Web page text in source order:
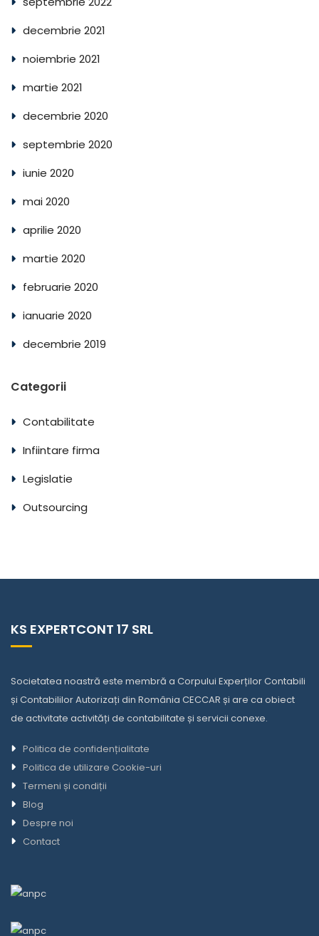
decembrie 2021
noiembrie 2021
martie 2021
decembrie 2020
septembrie 2020
iunie 2020
mai 2020
aprilie 2020
martie 2020
februarie 2020
ianuarie 2020
decembrie 2019
Categorii
Contabilitate
Infiintare firma
Legislatie
Outsourcing
KS EXPERTCONT 17 SRL
Societatea noastră este membră a Corpului Experților Contabili
și Contabililor Autorizați din România CECCAR și are ca obiect
de activitate activități de contabilitate și servicii conexe.
Politica de confidențialitate
Politica de utilizare Cookie-uri
Termeni și condiții
Blog
Despre noi
Contact